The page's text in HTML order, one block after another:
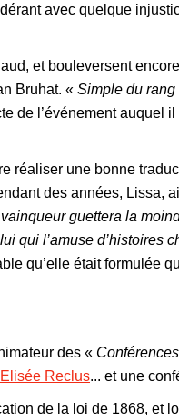
avec quelque
et bouleversent
Bruhat. « Simple du rang
de l’événement auquel
réaliser une bonne
des années, Lissa,
guettera la
qui l’amuse d’histoires
qu’elle était formulée
des «
Elisée Reclus... et une
de la loi de 1868, et